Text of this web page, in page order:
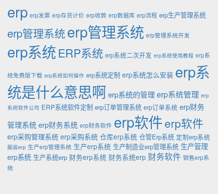
erp erp发票 erp存货计价 erp收款 erp数据库 erp流程 erp生产管理系统
erp管理系统erp管理系统 erp管理系统开发
erp系统 ERP系统 erp系统二次开发 erp系统使用教程 erp系
统免费版下载 erp系统如何操作 erp系统定制 erp系统怎么安装 erp系
统是什么意思啊erp系统的管理erp系统管理 erp
系统软件公司 ERP系统软件定制 erp订单管理系统 erp订单系统 erp财务
管理系统erp财务系统 erp财务软件 erp软件erp软件
erp采购管理系统 erp采购系统 仓库erp系统 仓管Erp系统 定制erp系统
服装erp 生产erp管理系统 生产erp系统 生产制造业erp管理系统 生产管理
erp系统 生产系统erp 财务erp系统 财务系统erp 财务软件 销售erp系
统